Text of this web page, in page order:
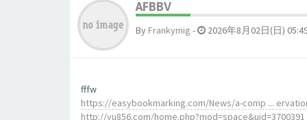
AFBBV
By Frankymig - 2026年8月02日(日)
fffw
https://easybookmarking.com/News/a-comp ...
http://yu856.com/home.php?mod=space&uid=3700391